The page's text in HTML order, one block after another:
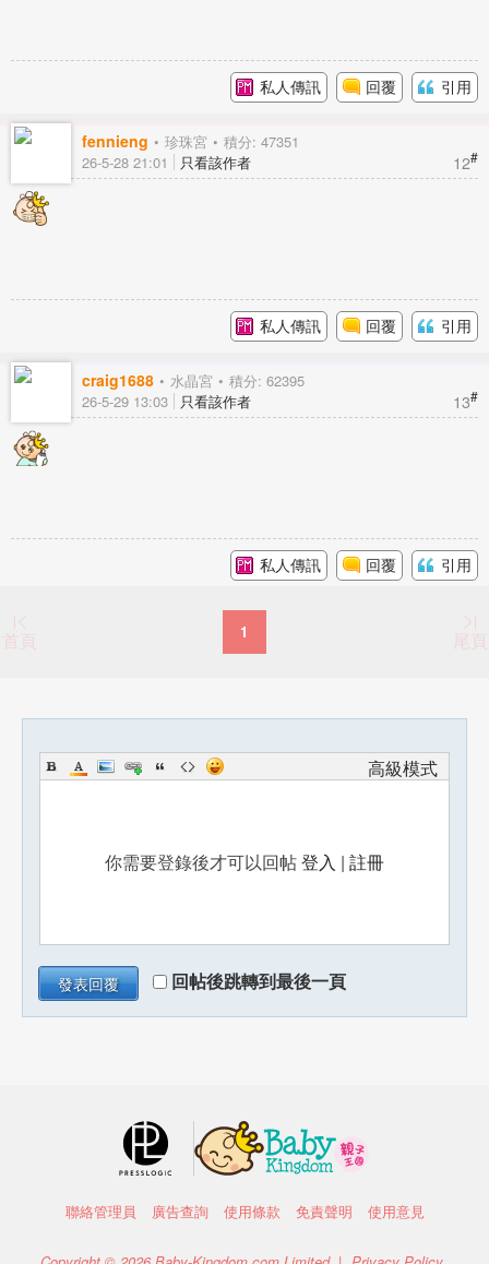
私人傳訊 回覆 引用
fennieng 珍珠宮 積分: 47351
12#
26-5-28 21:01 只看該作者
私人傳訊 回覆 引用
craig1688 水晶宮 積分: 62395
13#
26-5-29 13:03 只看該作者
私人傳訊 回覆 引用
首頁 1 尾頁
高級模式
你需要登錄後才可以回帖登入 | 註冊
發表回覆 回帖後跳轉到最後一頁
聯絡管理員 廣告查詢 使用條款 免責聲明 使用意見